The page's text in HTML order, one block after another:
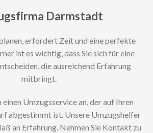
Darmstadt
erfordert Zeit und eine perfekte
ist es wichtig, dass Sie sich für eine
die ausreichend Erfahrung
mitbringt.
Umzugsservice an, der auf Ihren
abgestimmt ist. Unsere Umzugshelfer
an Erfahrung. Nehmen Sie Kontakt zu